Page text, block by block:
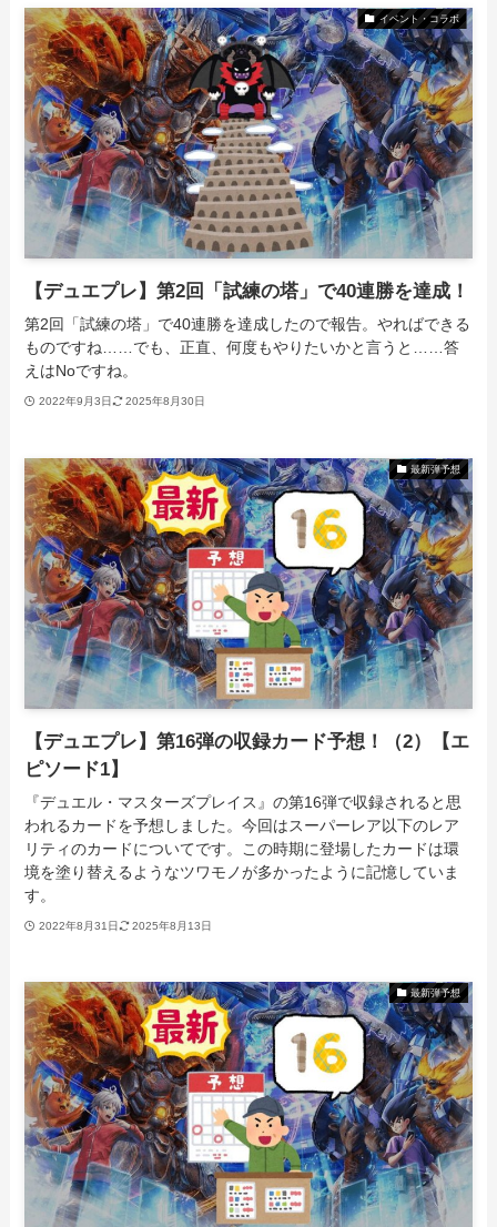
イベント・コラボ
【デュエプレ】第2回「試練の塔」で40連勝を達成！
第2回「試練の塔」で40連勝を達成したので報告。やればできる
ものですね……でも、正直、何度もやりたいかと言うと……答
えはNoですね。
2022年9月3日 2025年8月30日
最新弾予想
【デュエプレ】第16弾の収録カード予想！（2）【エ
ピソード1】
『デュエル・マスターズプレイス』の第16弾で収録されると思
われるカードを予想しました。今回はスーパーレア以下のレア
リティのカードについてです。この時期に登場したカードは環
境を塗り替えるようなツワモノが多かったように記憶していま
す。
2022年8月31日 2025年8月13日
最新弾予想